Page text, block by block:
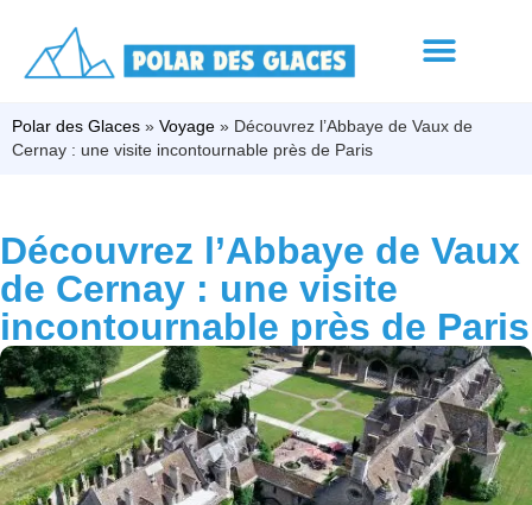
Polar des Glaces » Voyage » Découvrez l’Abbaye de Vaux de
Cernay : une visite incontournable près de Paris
Découvrez l’Abbaye de Vaux
de Cernay : une visite
incontournable près de Paris